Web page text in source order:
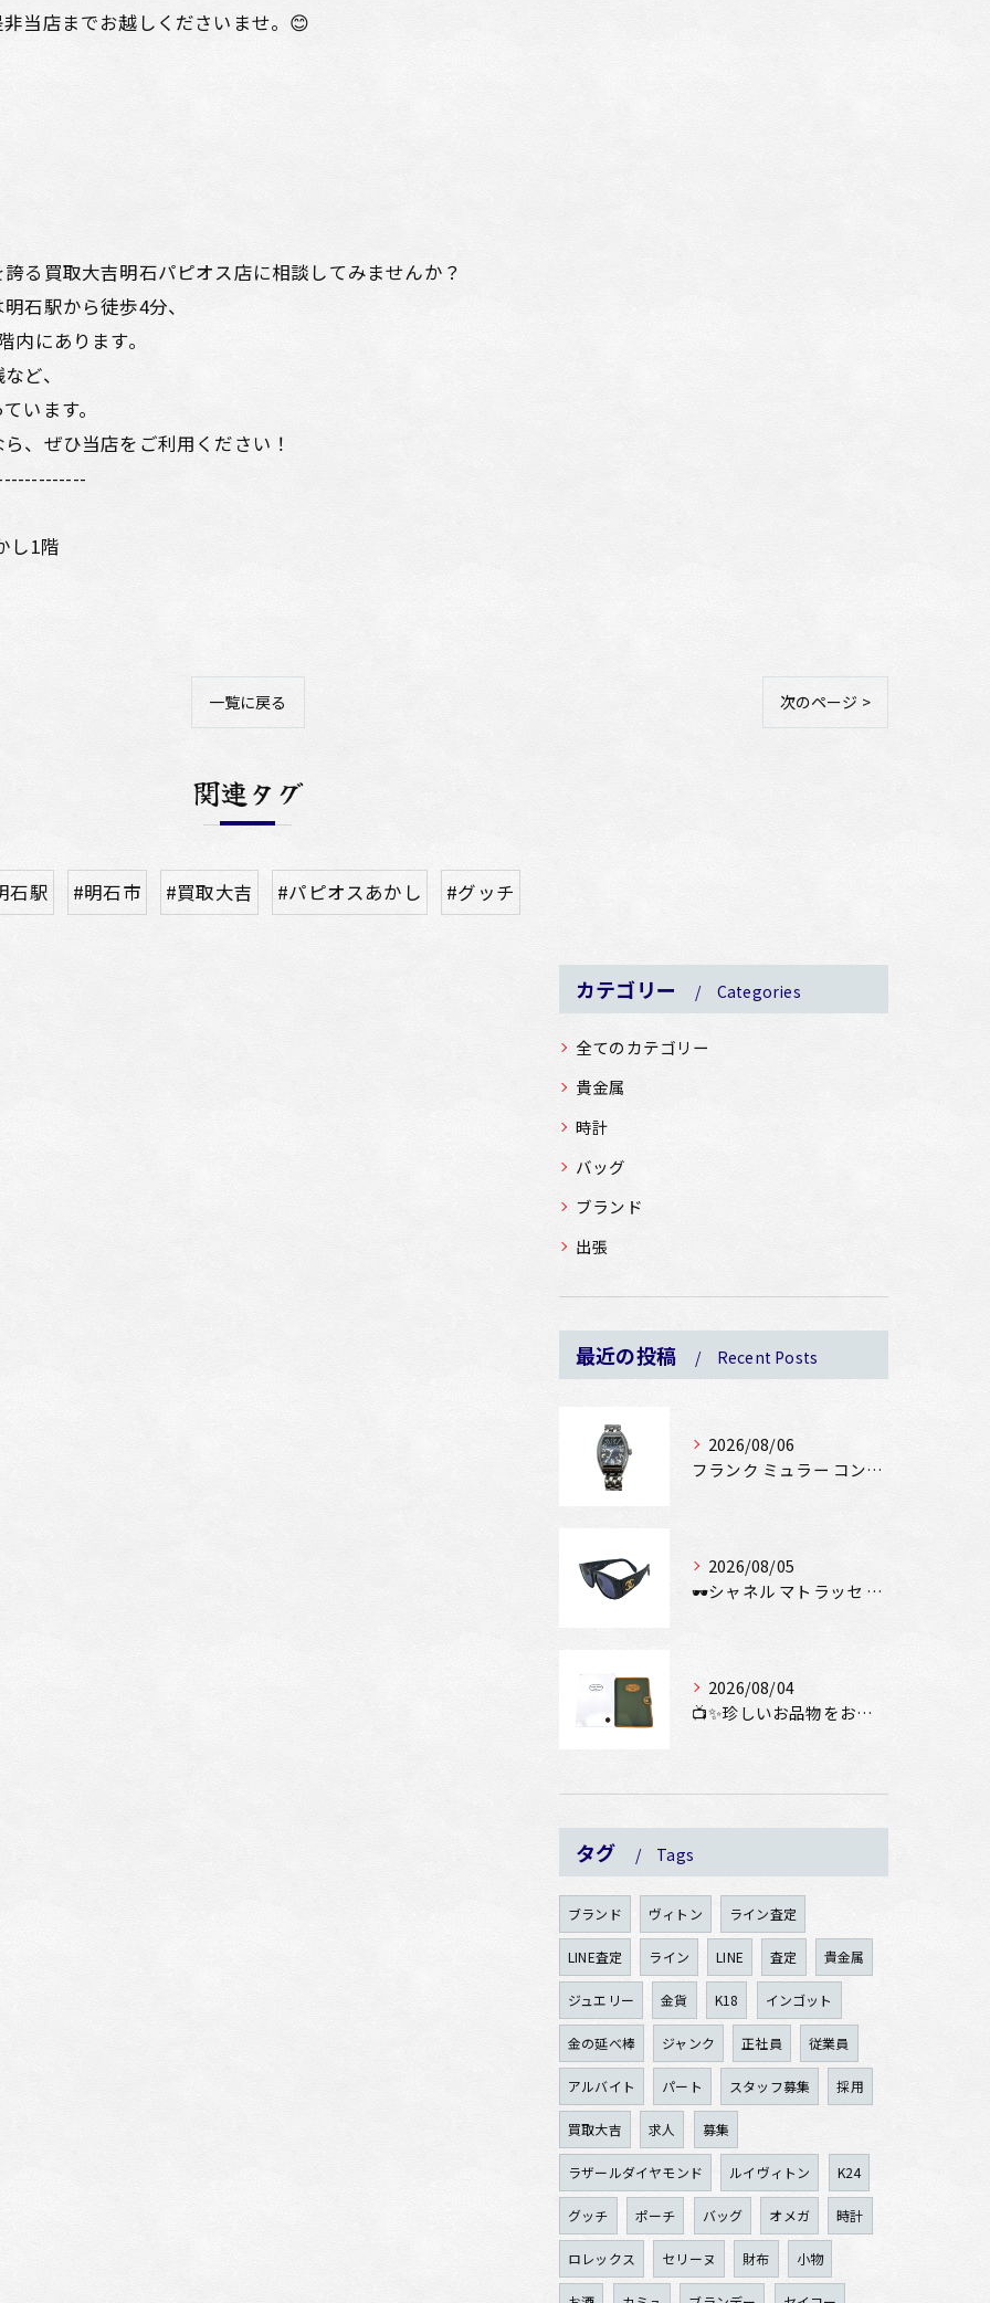
当店までお越しくださいませ。😊
る買取大吉明石パピオス店に相談してみませんか？
石駅から徒歩4分、
にあります。
ど、
います。
、ぜひ当店をご利用ください！
し1階
一覧に戻る 次のページ >
関連タグ
石駅 #明石市 #買取大吉 #パピオスあかし #グッチ
カテゴリー Categories
全てのカテゴリー
貴金属
時計
バッグ
ブランド
出張
最近の投稿 Recent Posts
2026/08/06
フランク ミュラー コンキスタドール SS 8002SCをお...
2026/08/05
🕶️シャネル マトラッセ サングラスをお買取りさせていただき...
2026/08/04
📺✨珍しいお品物をお買取りしました✨📺
タグ Tags
ブランド ヴィトン ライン査定
LINE査定 ライン LINE 査定 貴金属
ジュエリー 金貨 K18 インゴット
金の延べ棒 ジャンク 正社員 従業員
アルバイト パート スタッフ募集 採用
買取大吉 求人 募集
ラザールダイヤモンド ルイヴィトン K24
グッチ ポーチ バッグ オメガ 時計
ロレックス セリーヌ 財布 小物